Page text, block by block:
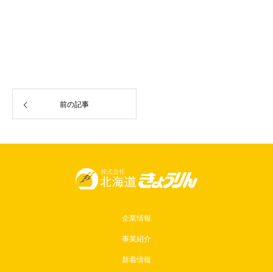
前の記事
企業情報
事業紹介
新着情報